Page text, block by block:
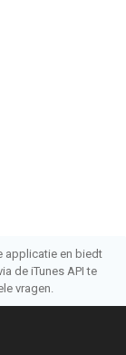
applicatie en biedt
de iTunes API te
vragen.